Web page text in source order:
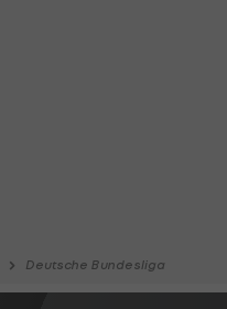
Deutsche Bundesliga